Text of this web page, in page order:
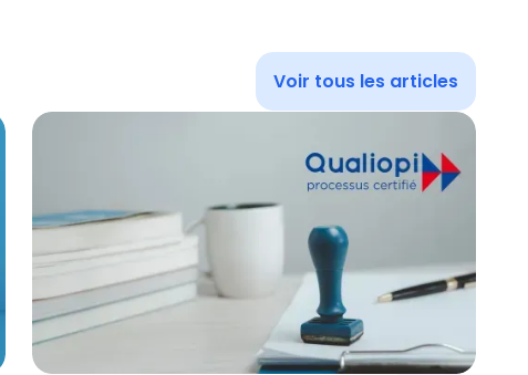
Voir tous les articles